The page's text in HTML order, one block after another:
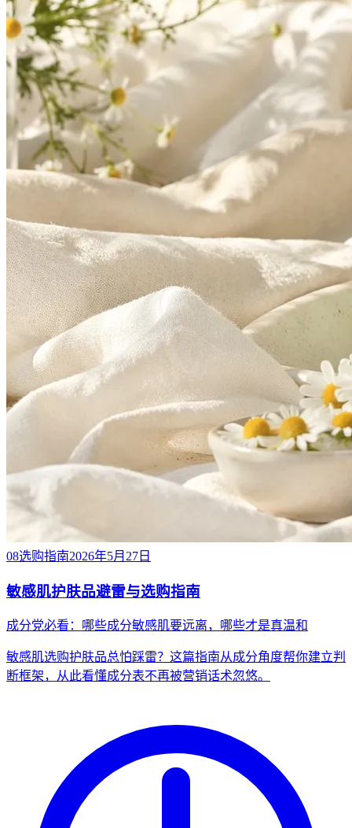
08选购指南2026年5月27日
敏感肌护肤品避雷与选购指南
成分党必看：哪些成分敏感肌要远离，哪些才是真温和
敏感肌选购护肤品总怕踩雷？这篇指南从成分角度帮你建立判
断框架，从此看懂成分表不再被营销话术忽悠。